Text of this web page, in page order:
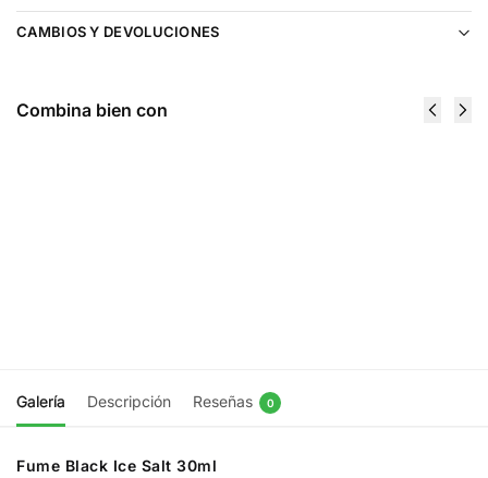
CAMBIOS Y DEVOLUCIONES
Combina bien con
Galería Descripción Reseñas 0
Fume Black Ice Salt 30ml